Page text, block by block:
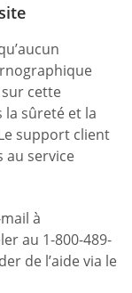
cette
sûreté et la
support client
au service
à
au 1-800-489-
de l’aide via le